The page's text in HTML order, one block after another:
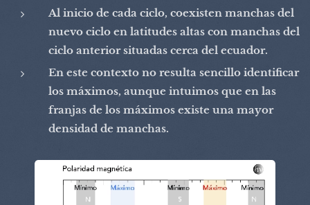
Al inicio de cada ciclo, coexisten manchas del
nuevo ciclo en latitudes altas con manchas del
ciclo anterior situadas cerca del ecuador.
En este contexto no resulta sencillo identificar
los máximos, aunque intuimos que en las
franjas de los máximos existe una mayor
densidad de manchas.